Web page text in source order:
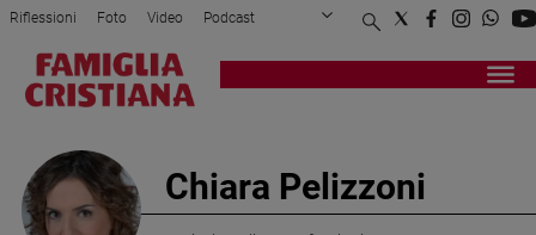
Attualità
Cronaca
Politica
Mondo
Riflessioni Foto Video Podcast
Privacy Policy Chi siamo
Registrati Redazione
Chiara Pelizzoni